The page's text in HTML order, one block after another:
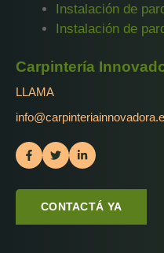
Instalación de
Instalación de
Carpintería
LLAMA
CONTACTÁ YA